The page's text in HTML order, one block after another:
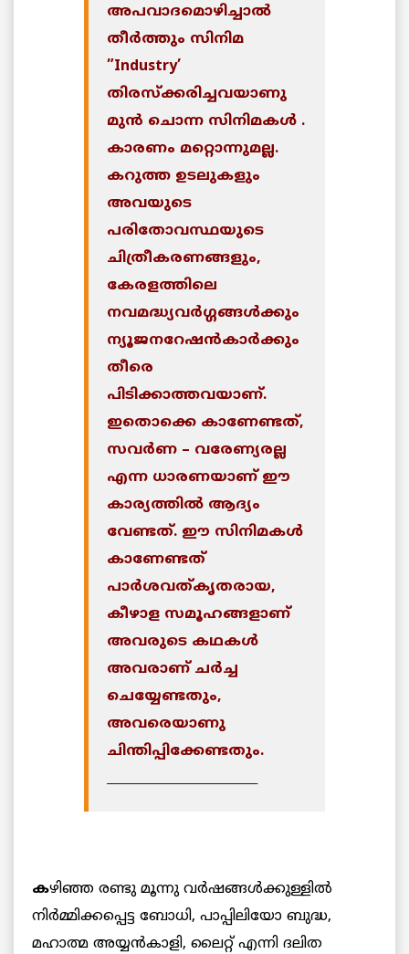
അപവാദമൊഴിച്ചാല്‍
തീര്‍ത്തും സിനിമ
”Industry’
തിരസ്‌ക്കരിച്ചവയാണു
മുന്‍ ചൊന്ന സിനിമകള്‍ .
കാരണം മറ്റൊന്നുമല്ല.
കറുത്ത ഉടലുകളും
അവയുടെ
പരിതോവസ്ഥയുടെ
ചിത്രീകരണങ്ങളും,
കേരളത്തിലെ
നവമദ്ധ്യവര്‍ഗ്ഗങ്ങള്‍ക്കും
ന്യൂജനറേഷന്‍കാര്‍ക്കും
തീരെ
പിടിക്കാത്തവയാണ്.
ഇതൊക്കെ കാണേണ്ടത്,
സവര്‍ണ – വരേണ്യരല്ല
എന്ന ധാരണയാണ് ഈ
കാര്യത്തില്‍ ആദ്യം
വേണ്ടത്. ഈ സിനിമകള്‍
കാണേണ്ടത്
പാര്‍ശവത്കൃതരായ,
കീഴാള സമൂഹങ്ങളാണ്
അവരുടെ കഥകള്‍
അവരാണ് ചര്‍ച്ച
ചെയ്യേണ്ടതും,
അവരെയാണു
ചിന്തിപ്പിക്കേണ്ടതും.
കഴിഞ്ഞ രണ്ടു മൂന്നു വര്‍ഷങ്ങള്‍ക്കുള്ളില്‍
നിര്‍മ്മിക്കപ്പെട്ട ബോധി, പാപ്പിലിയോ ബുദ്ധ,
മഹാത്മ അയ്യന്‍കാളി, ലൈറ്റ് എന്നി ദലിത